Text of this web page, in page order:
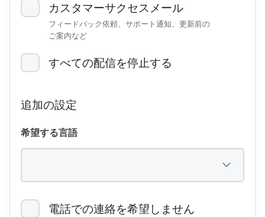
カスタマーサクセスメール
フィードバック​依頼、​サポート通知、​更新前の​
ご案内など
すべての​配信を​停止する
追加の​設定
希望する​言語
電話での​連絡を​希望しません